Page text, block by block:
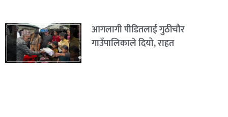
आगलागी पीडितलाई गुठीचौर
गाउँपालिकाले दियो, राहत